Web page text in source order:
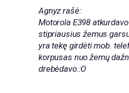
Agnyz rašė:
Motorola E398
stipriausius žemus
yra tekę girdėti mob.
korpusas nuo žemų
drebėdavo.:O